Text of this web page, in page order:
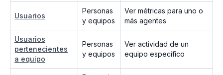
Usuarios
Personas
y equipos
Ver métricas para uno o
más agentes
Usuarios
pertenecientes
a equipo
Personas
y equipos
Ver actividad de un
equipo específico